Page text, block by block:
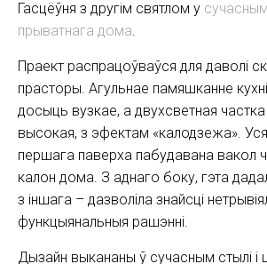
Гасцёўня з другім святлом у
прыватнага дома.
Праект распрацоўваўся для даволі
прасторы. Агульнае памяшканне кухні
досыць вузкае, а двухсветная частка
высокая, з эфектам «калодзежа». Уся
першага паверха пабудавана вакол
калон дома. З аднаго боку, гэта
з іншага – дазволіла знайсці
функцыянальныя рашэнні.
Дызайн выкананы ў сучасным стылі і